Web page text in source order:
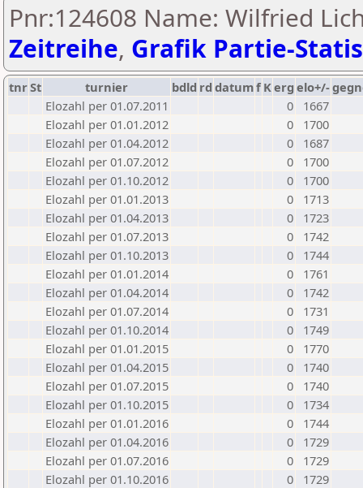
Pnr:124608 Name: Wilfried
Zeitreihe, Grafik Partie-
tnrSt turnier bdld rd datumf Kerg elo+/-
Elozahl per 01.07.2011
0
1667
Elozahl per 01.01.2012
0
1700
Elozahl per 01.04.2012
0
1687
Elozahl per 01.07.2012
0
1700
Elozahl per 01.10.2012
0
1700
Elozahl per 01.01.2013
0
1713
Elozahl per 01.04.2013
0
1723
Elozahl per 01.07.2013
0
1742
Elozahl per 01.10.2013
0
1744
Elozahl per 01.01.2014
0
1761
Elozahl per 01.04.2014
0
1742
Elozahl per 01.07.2014
0
1731
Elozahl per 01.10.2014
0
1749
Elozahl per 01.01.2015
0
1770
Elozahl per 01.04.2015
0
1740
Elozahl per 01.07.2015
0
1740
Elozahl per 01.10.2015
0
1734
Elozahl per 01.01.2016
0
1744
Elozahl per 01.04.2016
0
1729
Elozahl per 01.07.2016
0
1729
Elozahl per 01.10.2016
0
1729